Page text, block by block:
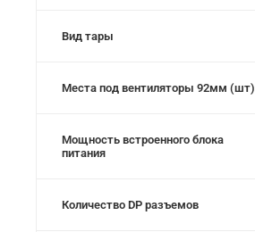
Вид тары
Места под вентиляторы 92мм (шт)
Мощность встроенного блока
питания
Количество DP разъемов